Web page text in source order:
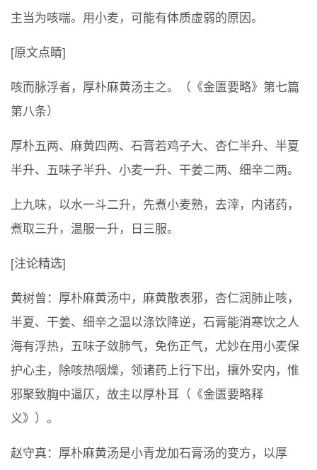
主当为咳喘。用小麦，可能有体质虚弱的原因。
[原文点睛]
咳而脉浮者，厚朴麻黄汤主之。（《金匮要略》第七篇
第八条）
厚朴五两、麻黄四两、石膏若鸡子大、杏仁半升、半夏
半升、五味子半升、小麦一升、干姜二两、细辛二两。
上九味，以水一斗二升，先煮小麦熟，去滓，内诸药，
煮取三升，温服一升，日三服。
[注论精选]
黄树曾：厚朴麻黄汤中，麻黄散表邪，杏仁润肺止咳，
半夏、干姜、细辛之温以涤饮降逆，石膏能消寒饮之人
海有浮热，五味子敛肺气，免伤正气，尤妙在用小麦保
护心主，除咳热咽燥，领诸药上行下出，攘外安内，惟
邪聚致胸中逼仄，故主以厚朴耳（《金匮要略释
义》）。
赵守真：厚朴麻黄汤是小青龙加石膏汤的变方，以厚